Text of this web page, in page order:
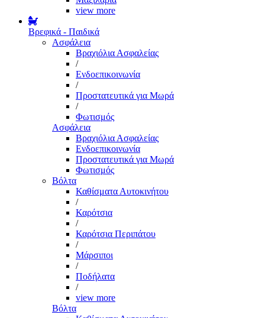
view more
Βρεφικά - Παιδικά
Ασφάλεια
Βραχιόλια Ασφαλείας
/
Ενδοεπικοινωνία
/
Προστατευτικά για Μωρά
/
Φωτισμός
Ασφάλεια
Βραχιόλια Ασφαλείας
Ενδοεπικοινωνία
Προστατευτικά για Μωρά
Φωτισμός
Βόλτα
Καθίσματα Αυτοκινήτου
/
Καρότσια
/
Καρότσια Περιπάτου
/
Μάρσιποι
/
Ποδήλατα
/
view more
Βόλτα